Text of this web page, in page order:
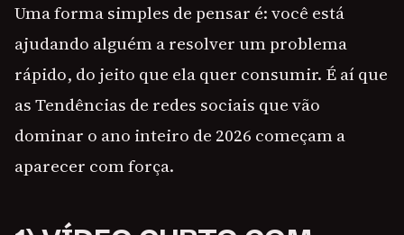
Uma forma simples de pensar é: você está
ajudando alguém a resolver um problema
rápido, do jeito que ela quer consumir. É aí que
as Tendências de redes sociais que vão
dominar o ano inteiro de 2026 começam a
aparecer com força.